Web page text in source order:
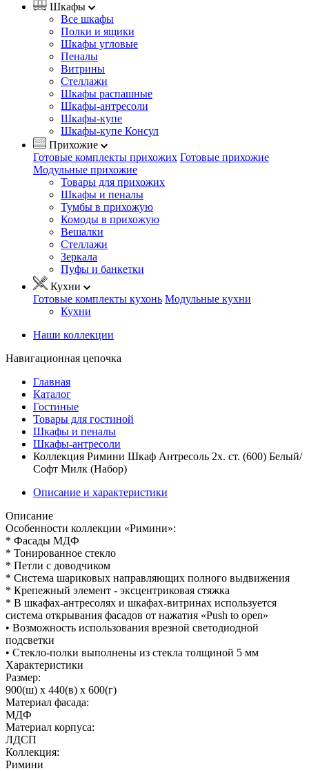
Шкафы
Все шкафы
Полки и ящики
Шкафы угловые
Пеналы
Витрины
Стеллажи
Шкафы распашные
Шкафы-антресоли
Шкафы-купе
Шкафы-купе Консул
Прихожие
Готовые комплекты прихожих Готовые прихожие
Модульные прихожие
Товары для прихожих
Шкафы и пеналы
Тумбы в прихожую
Комоды в прихожую
Вешалки
Стеллажи
Зеркала
Пуфы и банкетки
Кухни
Готовые комплекты кухонь Модульные кухни
Кухни
Наши коллекции
Навигационная цепочка
Главная
Каталог
Гостиные
Товары для гостиной
Шкафы и пеналы
Шкафы-антресоли
Коллекция Римини Шкаф Антресоль 2х. ст. (600) Белый/
Софт Милк (Набор)
Описание и характеристики
Описание
Особенности коллекции «Римини»:
* Фасады МДФ
* Тонированное стекло
* Петли с доводчиком
* Система шариковых направляющих полного выдвижения
* Крепежный элемент - эксцентриковая стяжка
* В шкафах-антресолях и шкафах-витринах используется
система открывания фасадов от нажатия «Push to open»
• Возможность использования врезной светодиодной
подсветки
• Стекло-полки выполнены из стекла толщиной 5 мм
Характеристики
Размер:
900(ш) x 440(в) x 600(г)
Материал фасада:
МДФ
Материал корпуса:
ЛДСП
Коллекция:
Римини